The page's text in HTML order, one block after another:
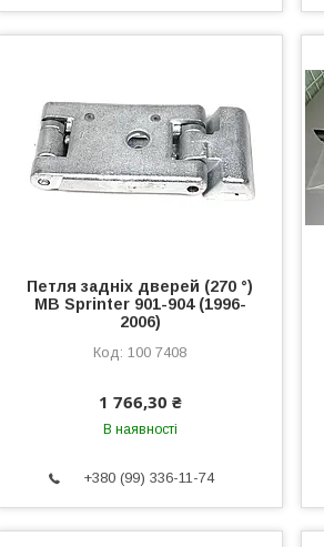
Петля задніх дверей (270 °)
MB Sprinter 901-904 (1996-
2006)
100 7408
1 766,30 ₴
В наявності
+380 (99) 336-11-74